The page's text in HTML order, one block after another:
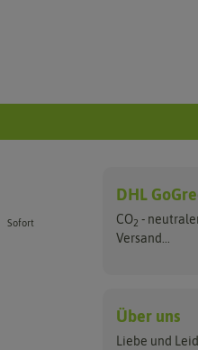
Sofort
DHL
CO2 -
Versand...
Über uns
Liebe und